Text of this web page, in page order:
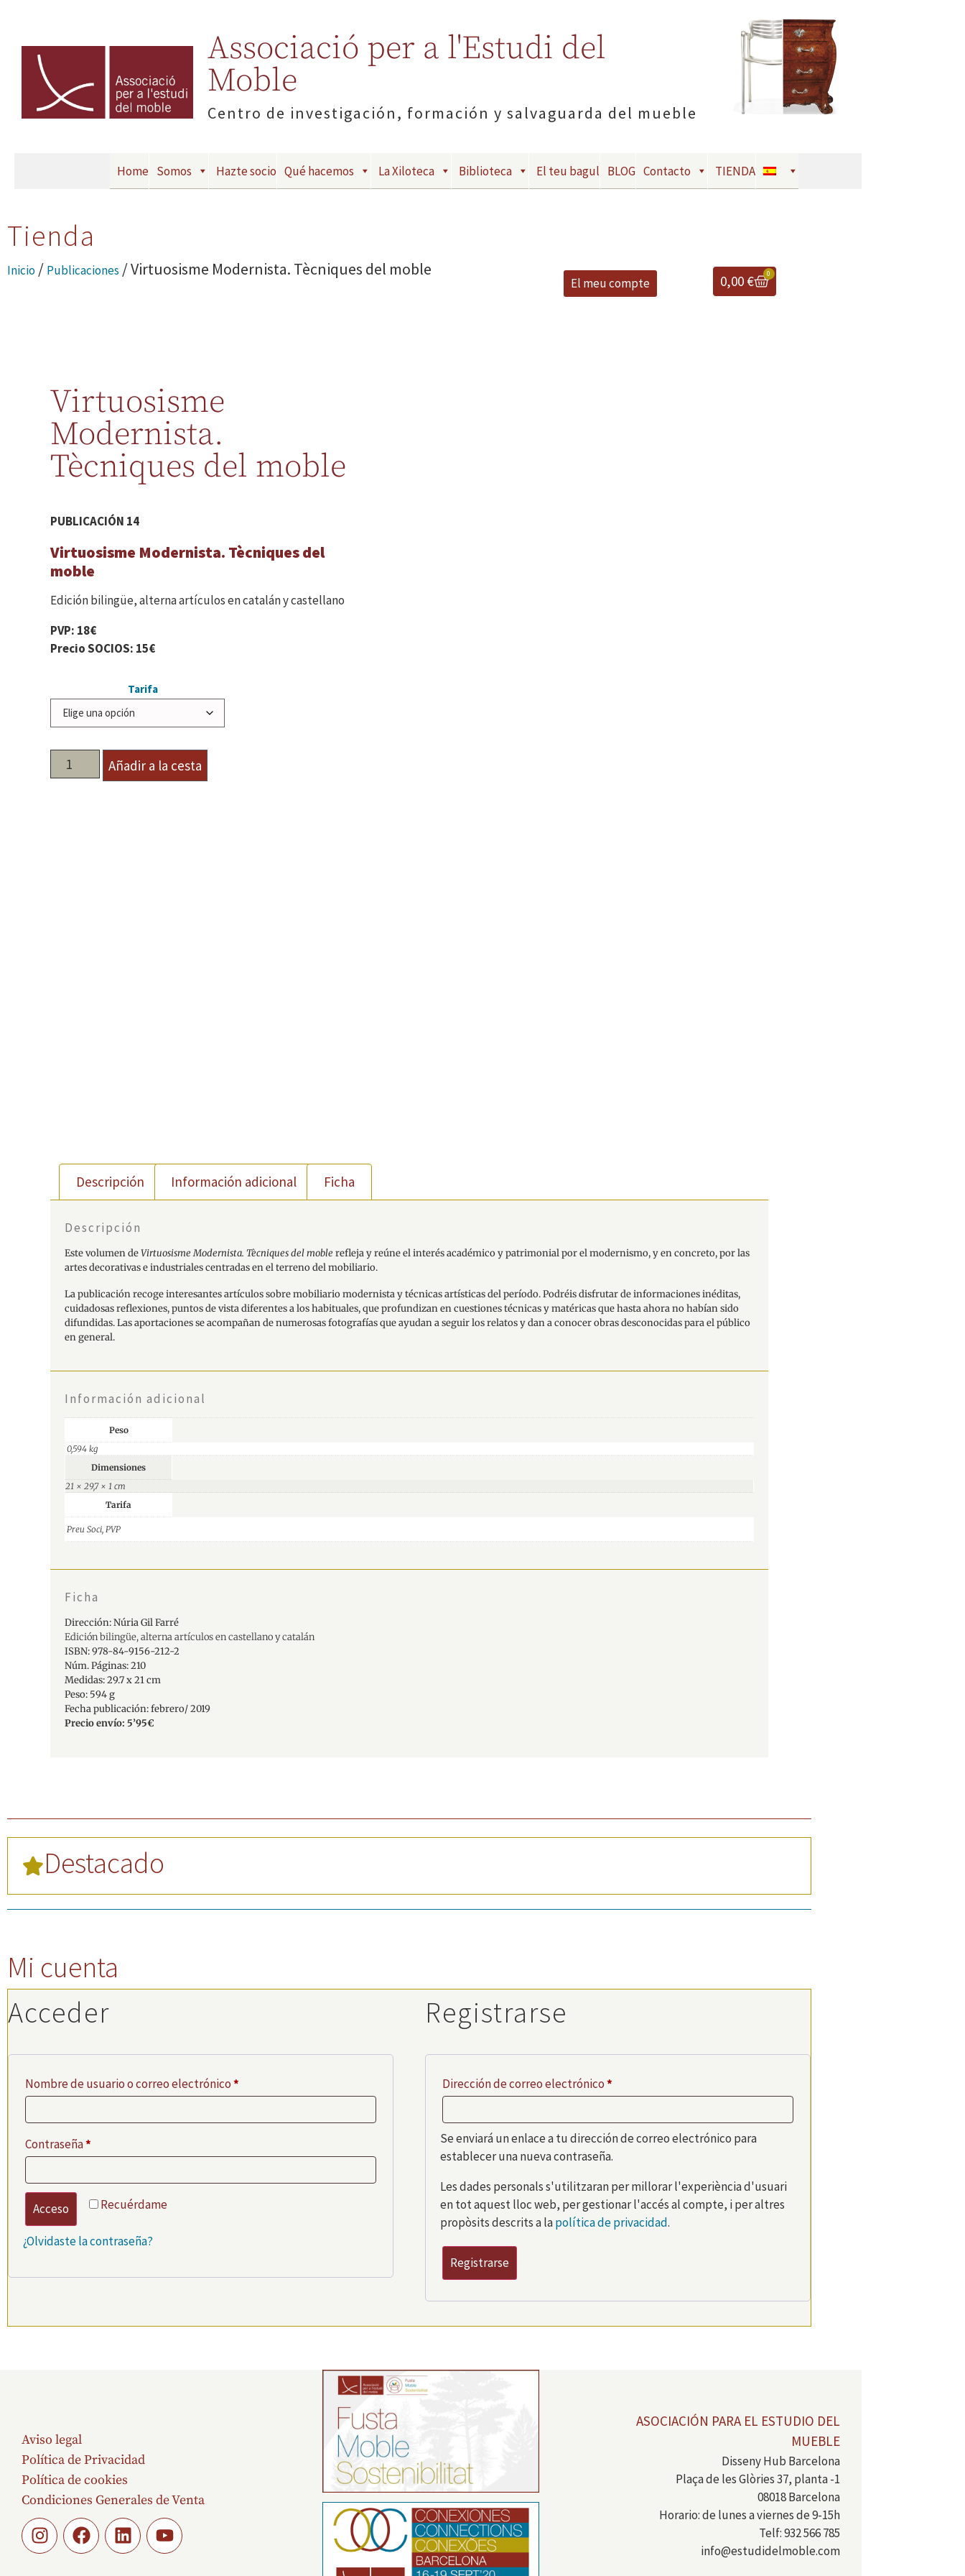
Associació per a l'Estudi del
Moble
Centro de investigación, formación y salvaguarda del mueble
Home Somos Hazte socio Qué hacemos La Xiloteca Biblioteca El teu bagul BLOG Contacto TIENDA
Tienda
Inicio / Publicaciones / Virtuosisme Modernista. Tècniques del moble
El meu compte 0,00 € 0
Virtuosisme
Modernista.
Tècniques del moble
PUBLICACIÓN 14
Virtuosisme Modernista. Tècniques del
moble
Edición bilingüe, alterna artículos en catalán y castellano
PVP: 18€
Precio SOCIOS: 15€
Tarifa
Añadir a la cesta
Descripción Información adicional Ficha
Descripción
Este volumen deVirtuosisme Modernista. Tècniques del moble refleja y reúne el interés académico y patrimonial por el modernismo, y en concreto, por las
artes decorativas e industriales centradas en el terreno del mobiliario.
La publicación recoge interesantes artículos sobre mobiliario modernista y técnicas artísticas del período. Podréis disfrutar de informaciones inéditas,
cuidadosas reflexiones, puntos de vista diferentes a los habituales, que profundizan en cuestiones técnicas y matéricas que hasta ahora no habían sido
difundidas. Las aportaciones se acompañan de numerosas fotografías que ayudan a seguir los relatos y dan a conocer obras desconocidas para el público
en general.
Información adicional
Peso
0,594 kg
Dimensiones
21 × 29,7 × 1 cm
Tarifa
Preu Soci, PVP
Ficha
Dirección: Núria Gil Farré
Edición bilingüe, alterna artículos en castellano y catalán
ISBN: 978-84-9156-212-2
Núm. Páginas: 210
Medidas: 29.7 x 21 cm
Peso: 594 g
Fecha publicación: febrero/ 2019
Precio envío: 5’95€
Destacado
Mi cuenta
Acceder
Nombre de usuario o correo electrónico*
Contraseña*
Recuérdame
Acceso
¿Olvidaste la contraseña?
Registrarse
Dirección de correo electrónico*
Se enviará un enlace a tu dirección de correo electrónico para
establecer una nueva contraseña.
Les dades personals s'utilitzaran per millorar l'experiència d'usuari
en tot aquest lloc web, per gestionar l'accés al compte, i per altres
propòsits descrits a lapolítica de privacidad.
Registrarse
Aviso legal
Política de Privacidad
Política de cookies
Condiciones Generales de Venta
ASOCIACIÓN PARA EL ESTUDIO DEL
MUEBLE
Disseny Hub Barcelona
Plaça de les Glòries 37, planta -1
08018 Barcelona
Horario: de lunes a viernes de 9-15h
Telf: 932 566 785
info@estudidelmoble.com